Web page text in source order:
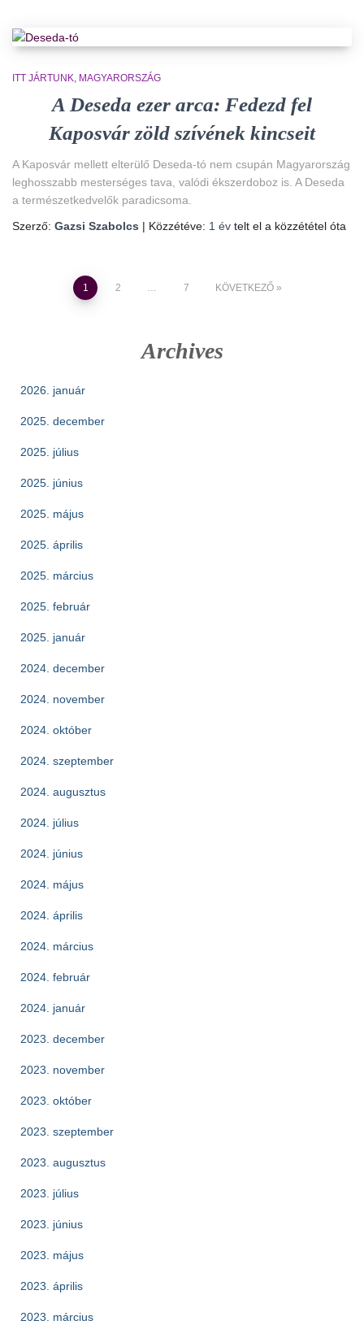
ITT JÁRTUNK MAGYARORSZÁG
A Deseda ezer arca: Fedezd fel
Kaposvár zöld szívének kincseit
A Kaposvár mellett elterülő Deseda-tó nem csupán Magyarország
leghosszabb mesterséges tava, valódi ékszerdoboz is. A Deseda
a természetkedvelők paradicsoma.
Szerző: Gazsi Szabolcs | Közzétéve: 1 év telt el a közzététel óta
Bejegyzések
1 2 … 7 KÖVETKEZŐ
Archives
2026. január
2025. december
2025. július
2025. június
2025. május
2025. április
2025. március
2025. február
2025. január
2024. december
2024. november
2024. október
2024. szeptember
2024. augusztus
2024. július
2024. június
2024. május
2024. április
2024. március
2024. február
2024. január
2023. december
2023. november
2023. október
2023. szeptember
2023. augusztus
2023. július
2023. június
2023. május
2023. április
2023. március